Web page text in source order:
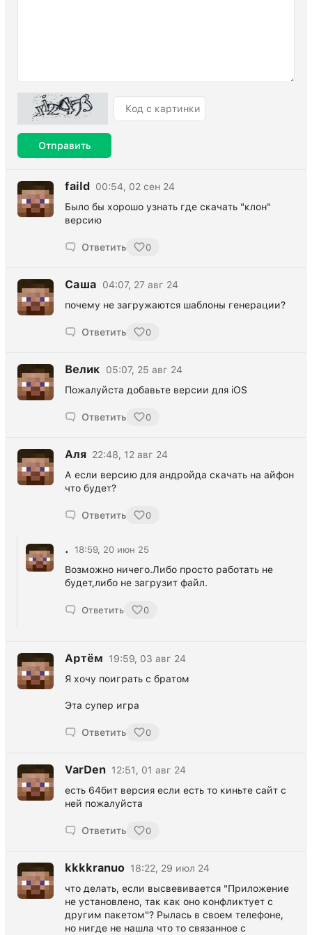
Отправить
faild
00:54, 02 сен 24
Было бы хорошо узнать где скачать "клон"
версию
Ответить 0
Саша
04:07, 27 авг 24
почему не загружаются шаблоны генерации?
Ответить 0
Велик
05:07, 25 авг 24
Пожалуйста добавьте версии для iOS
Ответить 0
Аля 22:48, 12 авг 24
А если версию для андройда скачать на айфон
что будет?
Ответить 0
. 18:59, 20 июн 25
Возможно ничего.Либо просто работать не
будет,либо не загрузит файл.
Ответить 0
Артём
19:59, 03 авг 24
Я хочу поиграть с братом
Эта супер игра
Ответить 0
VarDen 12:51, 01 авг 24
есть 64бит версия если есть то киньте сайт с
ней пожалуйста
Ответить 0
kkkkranuo 18:22, 29 июл 24
что делать, если высвевивается "Приложение
не установлено, так как оно конфликтует с
другим пакетом"? Рылась в своем телефоне,
но нигде не нашла что то связанное с